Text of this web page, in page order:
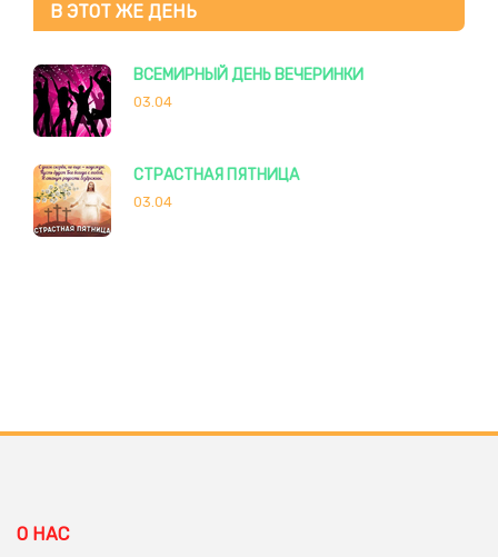
В ЭТОТ ЖЕ ДЕНЬ
ВСЕМИРНЫЙ ДЕНЬ ВЕЧЕРИНКИ
03.04
СТРАСТНАЯ ПЯТНИЦА
03.04
О НАС